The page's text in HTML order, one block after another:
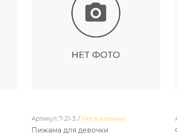
Артикул: 7-21-3. / Нет в наличии
Пижама для девочки